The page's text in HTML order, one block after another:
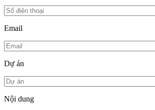
Email
Dự án
Nội dung